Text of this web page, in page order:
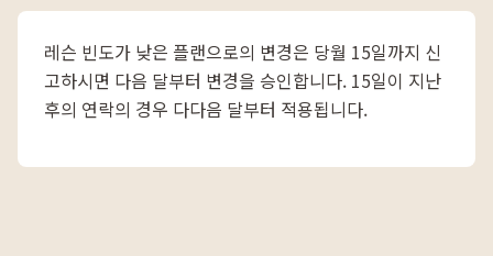
레슨 빈도가 낮은 플랜으로의 변경은 당월 15일까지 신
고하시면 다음 달부터 변경을 승인합니다. 15일이 지난
후의 연락의 경우 다다음 달부터 적용됩니다.